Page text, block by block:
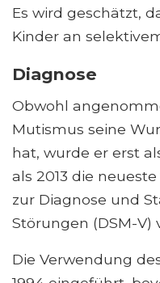
Es wird geschätzt,
Kinder an
Diagnose
Obwohl
Mutismus seine
hat, wurde er erst
als 2013 die
zur Diagnose und
Störungen (DSM-
Die Verwendung